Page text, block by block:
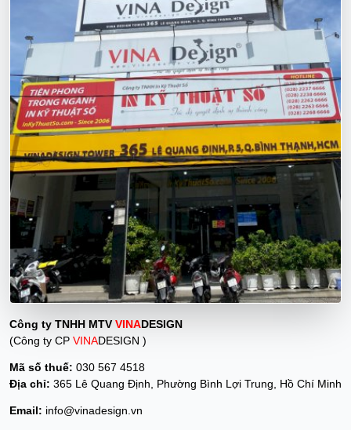
Công ty TNHH MTVVINADESIGN
(Công ty CP VINADESIGN )
Mã số thuế: 030 567 4518
Địa chỉ: 365 Lê Quang Định, Phường Bình Lợi Trung, Hồ Chí Minh
Email: info@vinadesign.vn